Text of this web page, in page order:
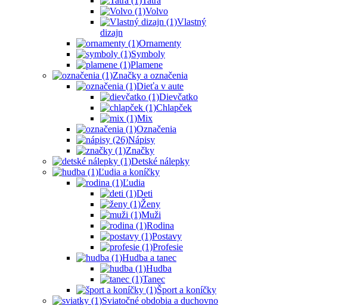
Volvo
Vlastný
dizajn
Ornamenty
Symboly
Plamene
Značky a označenia
Dieťa v aute
Dievčatko
Chlapček
Mix
Označenia
Nápisy
Značky
Detské nálepky
Ľudia a koníčky
Ľudia
Deti
Ženy
Muži
Rodina
Postavy
Profesie
Hudba a tanec
Hudba
Tanec
Šport a koníčky
Sviatočné obdobia a duchovno